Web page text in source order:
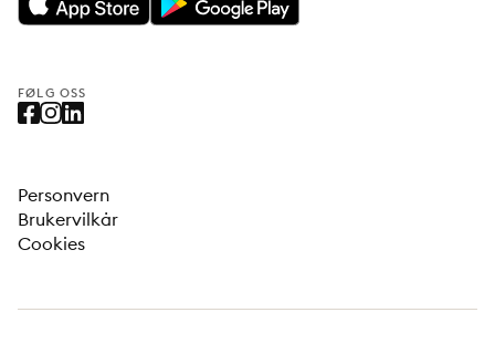
FØLG OSS
Personvern
Brukervilkår
Cookies